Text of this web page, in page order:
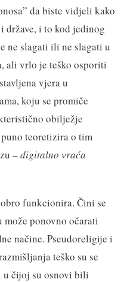
da biste vidjeli kako
države, i to kod jedinog
ne slagati ili ne slagati u
ali vrlo je teško osporiti
vjera u
koju se promiče
obilježje
teoretizira o tim
–digitalno vraća
funkcionira. Čini se
ponovno očarati
načine. Pseudoreligije i
teško su se
čijoj su osnovi bili